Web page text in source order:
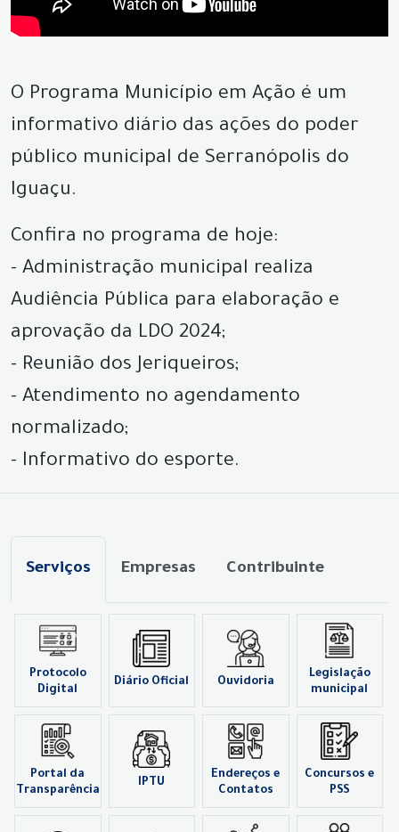
O Programa Município em Ação é um
informativo diário das ações do poder
público municipal de Serranópolis do
Iguaçu.
Confira no programa de hoje:
- Administração municipal realiza
Audiência Pública para elaboração e
aprovação da LDO 2024;
- Reunião dos Jeriqueiros;
- Atendimento no agendamento
normalizado;
- Informativo do esporte.
Serviços Empresas Contribuinte
Protocolo
Digital
Diário Oficial Ouvidoria
Legislação
municipal
Portal da
Transparência
IPTU
Endereços e
Contatos
Concursos e
PSS